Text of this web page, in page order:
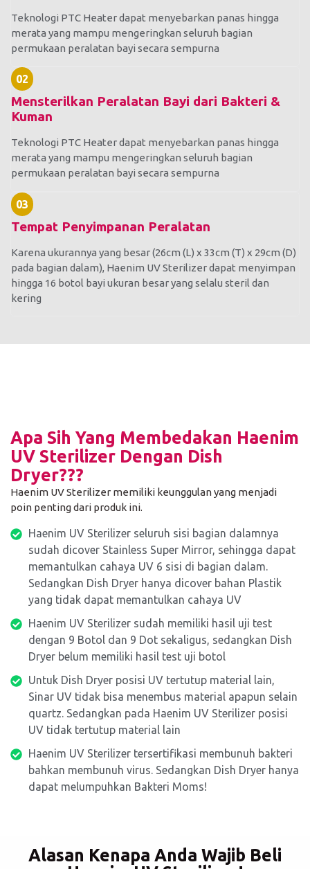
Teknologi PTC Heater dapat menyebarkan panas hingga
merata yang mampu mengeringkan seluruh bagian
permukaan peralatan bayi secara sempurna
Mensterilkan Peralatan Bayi dari Bakteri &
Kuman
Teknologi PTC Heater dapat menyebarkan panas hingga
merata yang mampu mengeringkan seluruh bagian
permukaan peralatan bayi secara sempurna
02
Tempat Penyimpanan Peralatan
Karena ukurannya yang besar (26cm (L) x 33cm (T) x 29cm (D)
pada bagian dalam), Haenim UV Sterilizer dapat menyimpan
hingga 16 botol bayi ukuran besar yang selalu steril dan
kering
03
Apa Sih Yang Membedakan Haenim
UV Sterilizer Dengan Dish
Dryer???
Haenim UV Sterilizer memiliki keunggulan yang menjadi
poin penting dari produk ini.
Haenim UV Sterilizer seluruh sisi bagian dalamnya
sudah dicover Stainless Super Mirror, sehingga dapat
memantulkan cahaya UV 6 sisi di bagian dalam.
Sedangkan Dish Dryer hanya dicover bahan Plastik
yang tidak dapat memantulkan cahaya UV
Haenim UV Sterilizer sudah memiliki hasil uji test
dengan 9 Botol dan 9 Dot sekaligus, sedangkan Dish
Dryer belum memiliki hasil test uji botol
Untuk Dish Dryer posisi UV tertutup material lain,
Sinar UV tidak bisa menembus material apapun selain
quartz. Sedangkan pada Haenim UV Sterilizer posisi
UV tidak tertutup material lain
Haenim UV Sterilizer tersertifikasi membunuh bakteri
bahkan membunuh virus. Sedangkan Dish Dryer hanya
dapat melumpuhkan Bakteri Moms!
Alasan Kenapa Anda Wajib Beli